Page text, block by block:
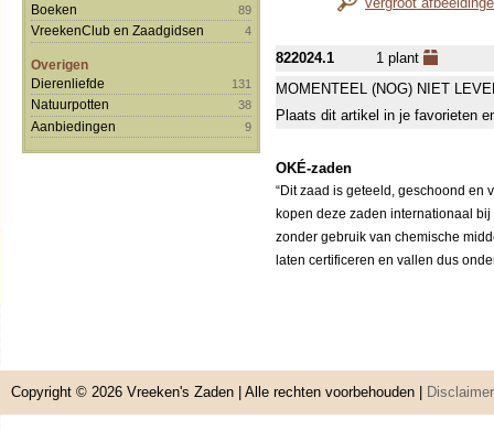
Boeken 89
VreekenClub en Zaadgidsen 4
Overigen
Dierenliefde
131
Natuurpotten 38
Aanbiedingen 9
822024.1
1 plant
MOMENTEEL (NOG) NIET
Plaats dit artikel in je favorieten
OKÉ-zaden
“Dit zaad is geteeld, geschoond en
kopen deze zaden internationaal
zonder gebruik van chemische
laten certificeren en vallen dus
Copyright © 2026 Vreeken's Zaden | Alle rechten voorbehouden | Disclaimer